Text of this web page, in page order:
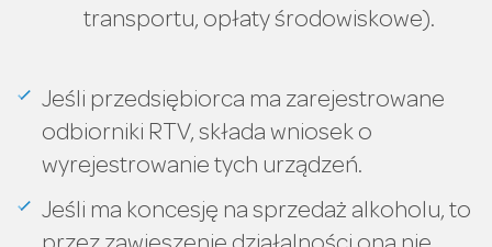
transportu, opłaty środowiskowe).
Jeśli przedsiębiorca ma zarejestrowane
odbiorniki RTV, składa wniosek o
wyrejestrowanie tych urządzeń.
Jeśli ma koncesję na sprzedaż alkoholu, to